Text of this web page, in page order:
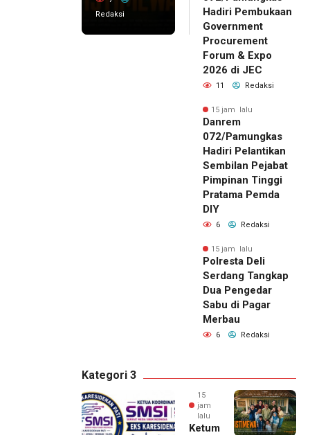
Redaksi
Hadiri Pembukaan
Government
Procurement
Forum & Expo
2026 di JEC
11 Redaksi
15 jam lalu
Danrem
072/Pamungkas
Hadiri Pelantikan
Sembilan Pejabat
Pimpinan Tinggi
Pratama Pemda
DIY
6 Redaksi
15 jam lalu
Polresta Deli
Serdang Tangkap
Dua Pengedar
Sabu di Pagar
Merbau
6 Redaksi
Kategori 3
15
jam
lalu
Ketum